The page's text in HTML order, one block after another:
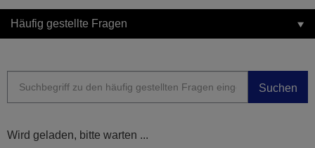
Häufig gestellte Fragen
Suchen
Wird geladen, bitte warten ...